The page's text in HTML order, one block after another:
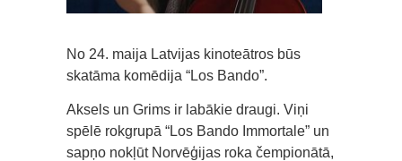
No 24. maija Latvijas kinoteātros būs
skatāma komēdija “Los Bando”.
Aksels un Grims ir labākie draugi. Viņi
spēlē rokgrupā “Los Bando Immortale” un
sapņo nokļūt Norvēģijas roka čempionātā,